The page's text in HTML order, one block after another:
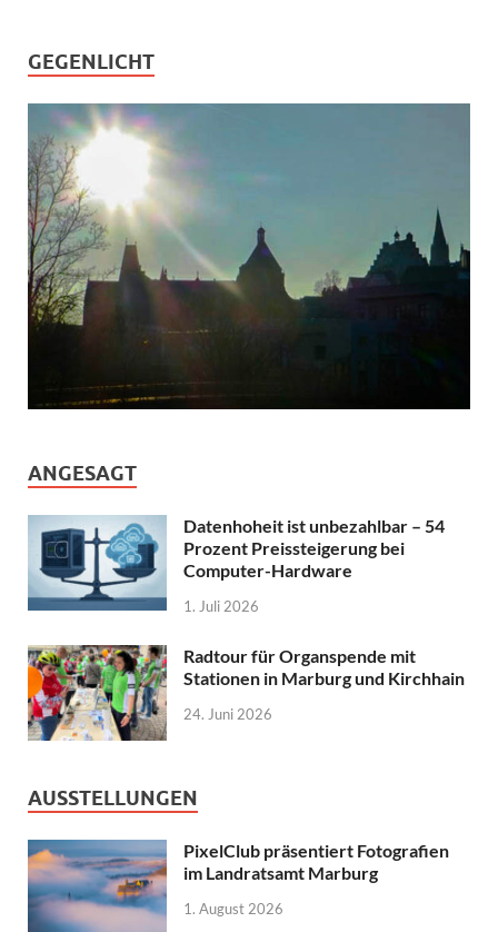
GEGENLICHT
ANGESAGT
Datenhoheit ist unbezahlbar – 54
Prozent Preissteigerung bei
Computer-Hardware
1. Juli 2026
Radtour für Organspende mit
Stationen in Marburg und Kirchhain
24. Juni 2026
AUSSTELLUNGEN
PixelClub präsentiert Fotografien
im Landratsamt Marburg
1. August 2026